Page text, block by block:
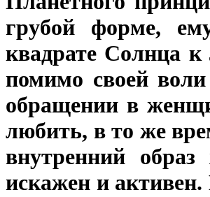
грубой форме,
квадрате Солнца
помимо своей
обращении в
любить, в то же
внутренний
искажен и